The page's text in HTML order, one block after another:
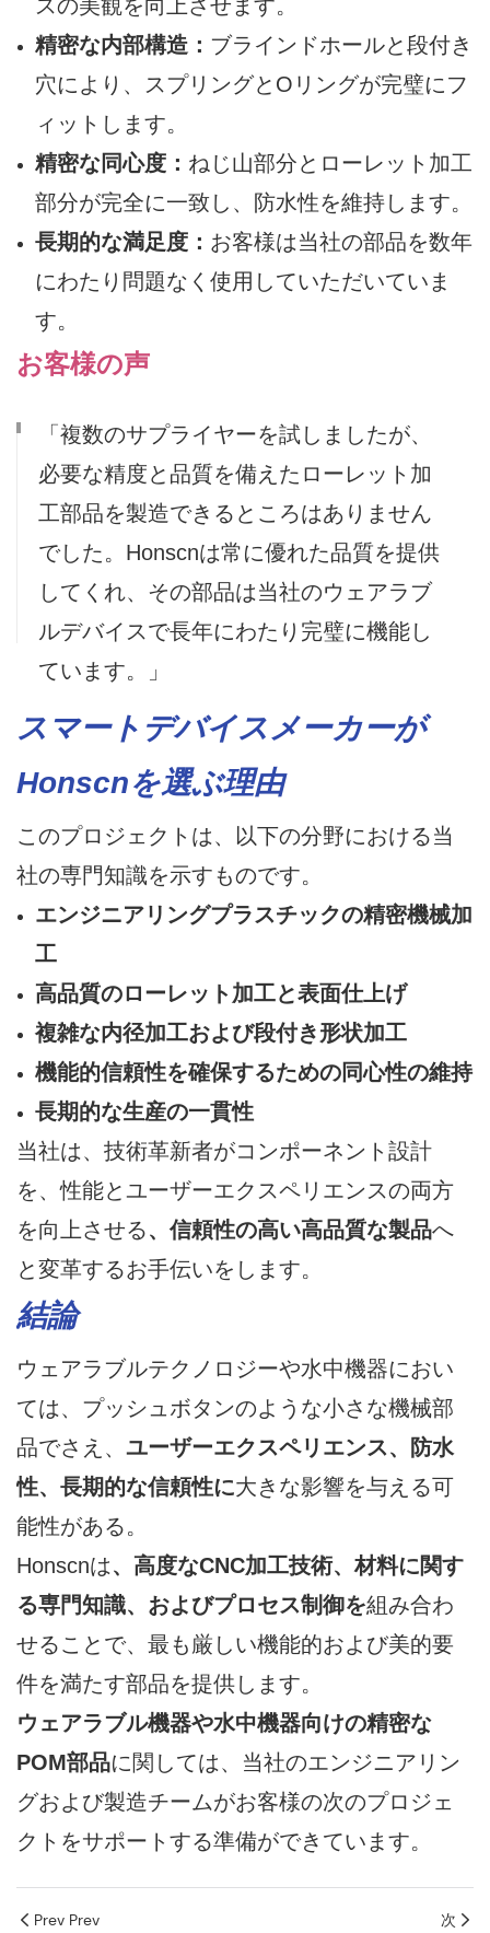
スの美観を向上させます。
精密な内部構造： ブラインドホールと段付き
穴により、スプリングとOリングが完璧にフ
ィットします。
精密な同心度： ねじ山部分とローレット加工
部分が完全に一致し、防水性を維持します。
長期的な満足度： お客様は当社の部品を数年
にわたり問題なく使用していただいていま
す。
お客様の声
「複数のサプライヤーを試しましたが、
必要な精度と品質を備えたローレット加
工部品を製造できるところはありません
でした。Honscnは常に優れた品質を提供
してくれ、その部品は当社のウェアラブ
ルデバイスで長年にわたり完璧に機能し
ています。」
スマートデバイスメーカーが
Honscnを選ぶ理由
このプロジェクトは、以下の分野における当
社の専門知識を示すものです。
エンジニアリングプラスチックの精密機械加
工
高品質のローレット加工と表面仕上げ
複雑な内径加工および段付き形状加工
機能的信頼性を確保するための同心性の維持
長期的な生産の一貫性
当社は、技術革新者がコンポーネント設計
を、性能とユーザーエクスペリエンスの両方
を向上させる、信頼性の高い高品質な製品へ
と変革するお手伝いをします。
結論
ウェアラブルテクノロジーや水中機器におい
ては、プッシュボタンのような小さな機械部
品でさえ、 ユーザーエクスペリエンス、防水
性、長期的な信頼性に大きな影響を与える可
能性がある。
Honscnは、高度なCNC加工技術、材料に関す
る専門知識、およびプロセス制御を組み合わ
せることで、最も厳しい機能的および美的要
件を満たす部品を提供します。
ウェアラブル機器や水中機器向けの精密な
POM部品に関しては、当社のエンジニアリン
グおよび製造チームがお客様の次のプロジェ
クトをサポートする準備ができています。
Prev Prev 次